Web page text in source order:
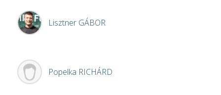
Lisztner GÁBOR
Popelka RICHÁRD